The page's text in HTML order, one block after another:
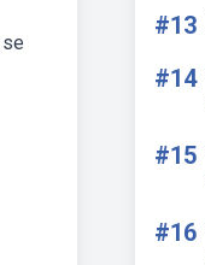
#13
#14
#15
#16